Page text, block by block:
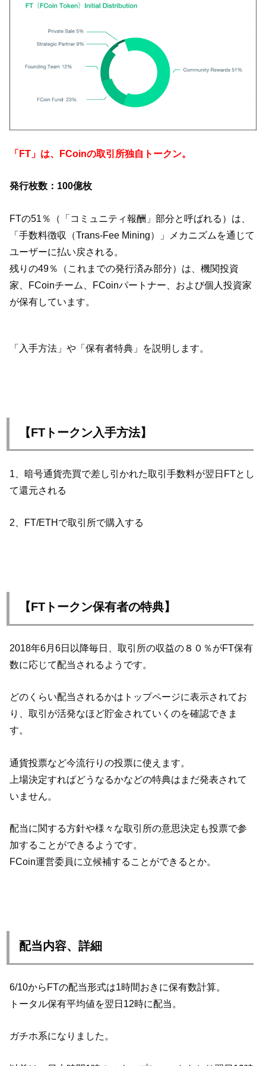
「FT」は、FCoinの取引所独自トークン。
発行枚数：100億枚
FTの51％（「コミュニティ報酬」部分と呼ばれる）は、
「手数料徴収（Trans-Fee Mining）」メカニズムを通じて
ユーザーに払い戻される。
残りの49％（これまでの発行済み部分）は、機関投資
家、FCoinチーム、FCoinパートナー、および個人投資家
が保有しています。
「入手方法」や「保有者特典」を説明します。
【FTトークン入手方法】
1、暗号通貨売買で差し引かれた取引手数料が翌日FTとし
て還元される
2、FT/ETHで取引所で購入する
【FTトークン保有者の特典】
2018年6月6日以降毎日、取引所の収益の８０％がFT保有
数に応じて配当されるようです。
どのくらい配当されるかはトップページに表示されてお
り、取引が活発なほど貯金されていくのを確認できま
す。
通貨投票など今流行りの投票に使えます。
上場決定すればどうなるかなどの特典はまだ発表されて
いません。
配当に関する方針や様々な取引所の意思決定も投票で参
加することができるようです。
FCoin運営委員に立候補することができるとか。
配当内容、詳細
6/10からFTの配当形式は1時間おきに保有数計算。
トータル保有平均値を翌日12時に配当。
ガチホ系になりました。